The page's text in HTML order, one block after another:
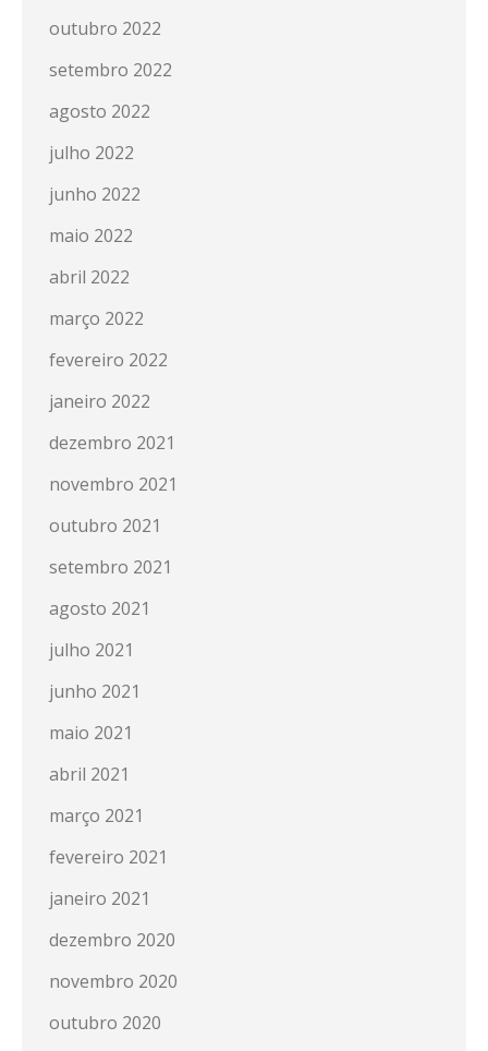
outubro 2022
setembro 2022
agosto 2022
julho 2022
junho 2022
maio 2022
abril 2022
março 2022
fevereiro 2022
janeiro 2022
dezembro 2021
novembro 2021
outubro 2021
setembro 2021
agosto 2021
julho 2021
junho 2021
maio 2021
abril 2021
março 2021
fevereiro 2021
janeiro 2021
dezembro 2020
novembro 2020
outubro 2020